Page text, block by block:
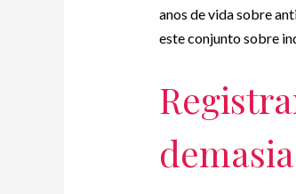
anos de vida sobre
este conjunto sobre